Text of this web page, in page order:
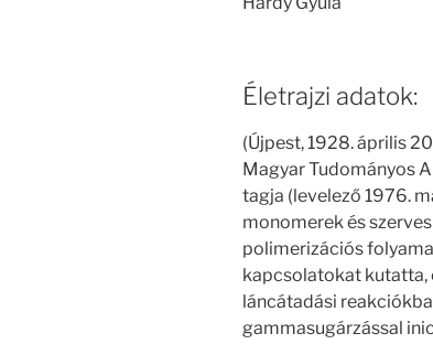
Életrajzi adatok:
(Újpest, 1928. április
Magyar Tudományos
tagja (levelező 1976.
monomerek és
polimerizációs
kapcsolatokat kutatta,
láncátadási
gammasugárzással